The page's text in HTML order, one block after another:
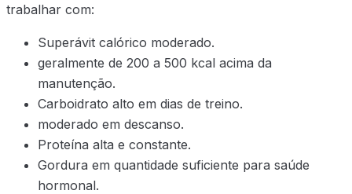
trabalhar com:
Superávit calórico moderado.
geralmente de 200 a 500 kcal acima da
manutenção.
Carboidrato alto em dias de treino.
moderado em descanso.
Proteína alta e constante.
Gordura em quantidade suficiente para saúde
hormonal.